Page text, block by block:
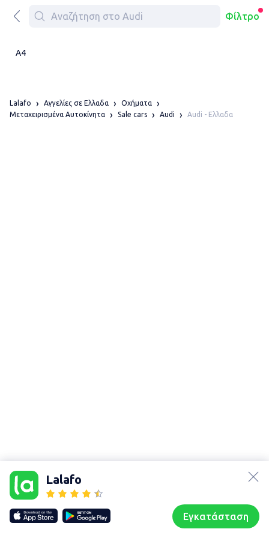
Φίλτρο
A4
Lalafo
Εγκατάσταση
Lalafo Αγγελίες σε Ελλαδα
Οχήματα
Μεταχειρισμένα Αυτοκίνητα
Sale cars Audi Audi - Ελλαδα
Our websites
lalafo.kg
lalafo.rs
lalafo.pl
Sitemap
Συζητήσεις Προφίλ